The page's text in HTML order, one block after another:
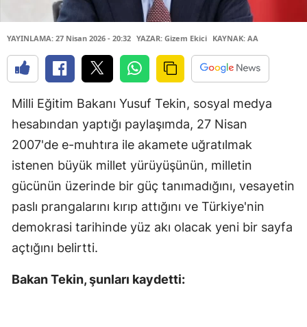
YAYINLAMA: 27 Nisan 2026 - 20:32 YAZAR: Gizem Ekici KAYNAK: AA
Milli Eğitim Bakanı Yusuf Tekin, sosyal medya
hesabından yaptığı paylaşımda, 27 Nisan
2007'de e-muhtıra ile akamete uğratılmak
istenen büyük millet yürüyüşünün, milletin
gücünün üzerinde bir güç tanımadığını, vesayetin
paslı prangalarını kırıp attığını ve Türkiye'nin
demokrasi tarihinde yüz akı olacak yeni bir sayfa
açtığını belirtti.
Bakan Tekin, şunları kaydetti: